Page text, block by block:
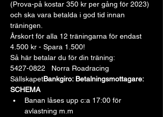
(Prova-på kostar 350 kr per gång för 2023)
och ska vara betalda i god tid innan
träningen.
Årskort för alla 12 träningarna för endast
4.500 kr - Spara 1.500!
Så här betalar du för din träning:
5427-0822 Norra Roadracing
SällskapetBankgiro: Betalningsmottagare:
SCHEMA
Banan låses upp c:a 17:00 för
avlastning m.m